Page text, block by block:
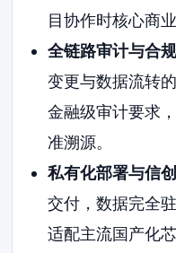
目协作时核心商
全链路审计与合
变更与数据流转
金融级审计要求
准溯源。
私有化部署与信
交付，数据完全
适配主流国产化